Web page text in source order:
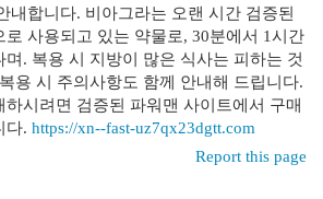
내합니다. 비아그라는 오랜 시간 검증된
로 사용되고 있는 약물로, 30분에서 1시간
. 복용 시 지방이 많은 식사는 피하는 것
용 시 주의사항도 함께 안내해 드립니다.
하시려면 검증된 파워맨 사이트에서 구매
다. https://xn--fast-uz7qx23dgtt.com
Report this page